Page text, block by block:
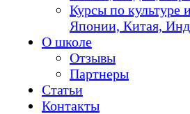
Курсы по культуре
Японии, Китая,
О школе
Отзывы
Партнеры
Статьи
Контакты